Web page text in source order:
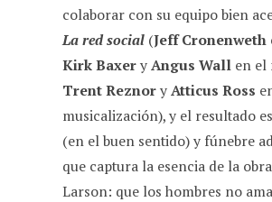
colaborar con su equipo bien
La red social (Jeff Cronenweth
Kirk BaxeryAngus Wall en el
Trent ReznoryAtticus Ross
musicalización), y el resultado
(en el buen sentido) y fúnebre
que captura la esencia de la
Larson: que los hombres no